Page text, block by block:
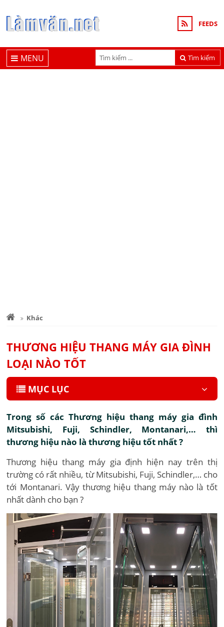
FEEDS
Tìm kiếm
MENU
Khác
THƯƠNG HIỆU THANG MÁY GIA ĐÌNH
LOẠI NÀO TỐT
MỤC LỤC
Trong số các Thương hiệu thang máy gia đình
Mitsubishi, Fuji, Schindler, Montanari,… thì
thương hiệu nào là thương hiệu tốt nhất ?
Thương hiệu thang máy gia định hiện nay trên thị
trường có rất nhiều, từ Mitsubishi, Fuji, Schindler,… cho
tới Montanari. Vậy thương hiệu thang máy nào là tốt
nhất dành cho bạn ?